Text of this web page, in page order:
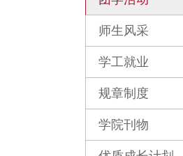
师生风采
学工就业
规章制度
学院刊物